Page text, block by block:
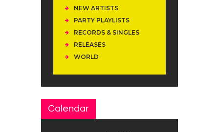
NEW ARTISTS
PARTY PLAYLISTS
RECORDS & SINGLES
RELEASES
WORLD
Calendar